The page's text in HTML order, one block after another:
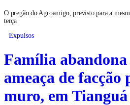
O pregão do Agroamigo, previsto para a
terça
Expulsos
Família abandona
ameaça de facção
muro, em Tianguá